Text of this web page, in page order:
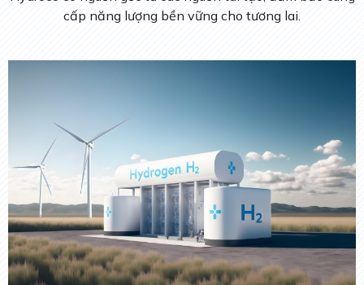
cấp năng lượng bền vững cho tương lai.